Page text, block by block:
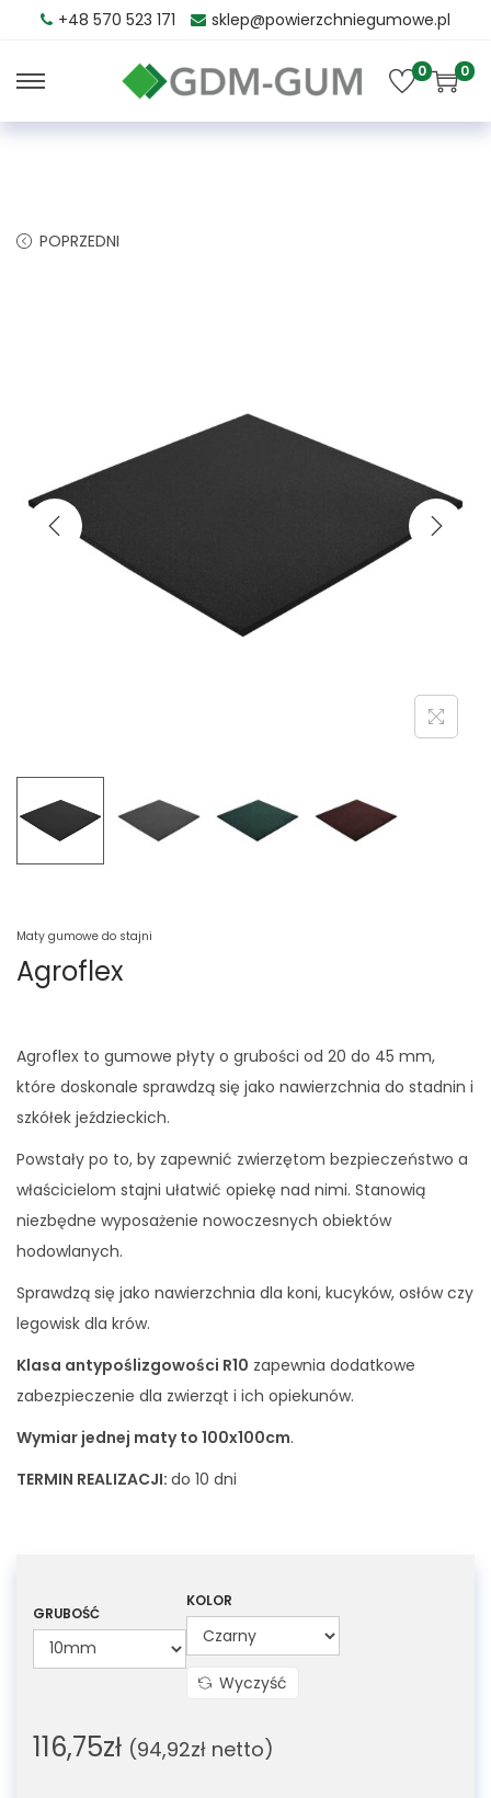
+48 570 523 171 sklep@powierzchniegumowe.pl
0 0
POPRZEDNI
Maty gumowe do stajni
Agroflex
Agroflex to gumowe płyty o grubości od 20 do 45 mm,
które doskonale sprawdzą się jako nawierzchnia do stadnin i
szkółek jeździeckich.
Powstały po to, by zapewnić zwierzętom bezpieczeństwo a
właścicielom stajni ułatwić opiekę nad nimi. Stanowią
niezbędne wyposażenie nowoczesnych obiektów
hodowlanych.
Sprawdzą się jako nawierzchnia dla koni, kucyków, osłów czy
legowisk dla krów.
Klasa antypoślizgowości R10 zapewnia dodatkowe
zabezpieczenie dla zwierząt i ich opiekunów.
Wymiar jednej maty to 100x100cm.
TERMIN REALIZACJI: do 10 dni
GRUBOŚĆ
KOLOR
Wyczyść
116,75zł (94,92zł netto)